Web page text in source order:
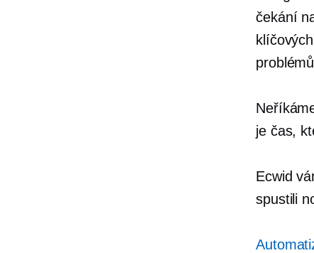
čekání
je čas,
Ecwid
spustili